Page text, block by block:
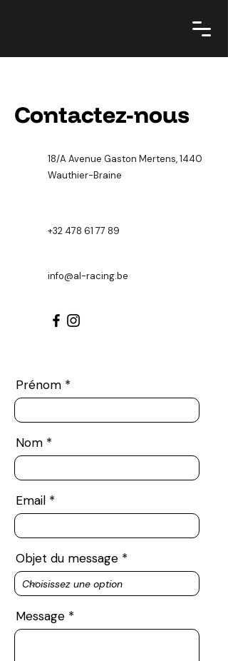
Contactez-nous
18/A Avenue Gaston Mertens, 1440
Wauthier-Braine
+32 478 61 77 89
info@al-racing.be
Prénom
Nom
Email
Objet du message
Message